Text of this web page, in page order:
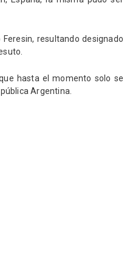
resultando designado
hasta el momento solo se
Argentina.